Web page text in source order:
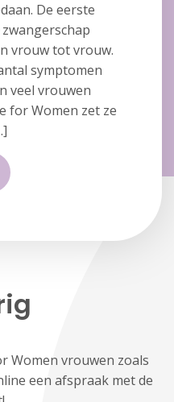
De eerste
vrouw tot vrouw.
symptomen
veel vrouwen
for Women zet ze
Women vrouwen zoals
een afspraak met de